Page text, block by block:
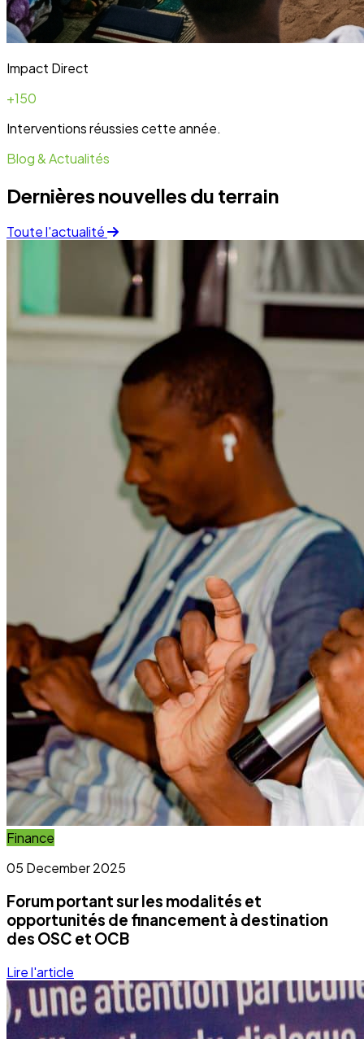
Forum portant sur les modalités et
opportunités de financement à destination
des OSC et OCB
Lire l'article